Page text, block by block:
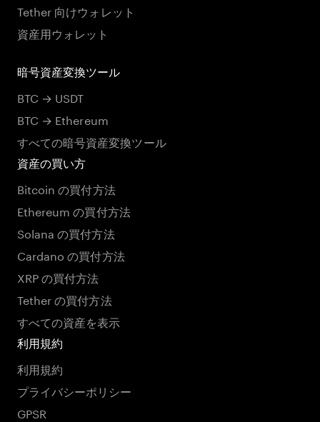
Tether 向けウォレット
資産用ウォレット
暗号資産変換ツール
BTC → USDT
BTC → Ethereum
すべての暗号資産変換ツール
資産の買い方
Bitcoin の買付方法
Ethereum の買付方法
Solana の買付方法
Cardano の買付方法
XRP の買付方法
Tether の買付方法
すべての資産を表示
利用規約
利用規約
プライバシーポリシー
GPSR